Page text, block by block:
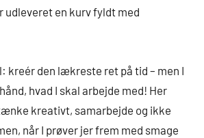
udleveret en kurv fyldt med
kreér den lækreste ret på tid – men I
hvad I skal arbejde med! Her
kreativt, samarbejde og ikke
når I prøver jer frem med smage